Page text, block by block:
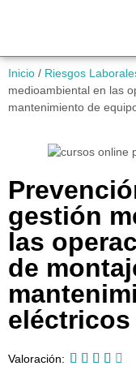
Inicio / Riesgos
medioambiental en las
mantenimiento de
gestión
las
de
Valoración:     